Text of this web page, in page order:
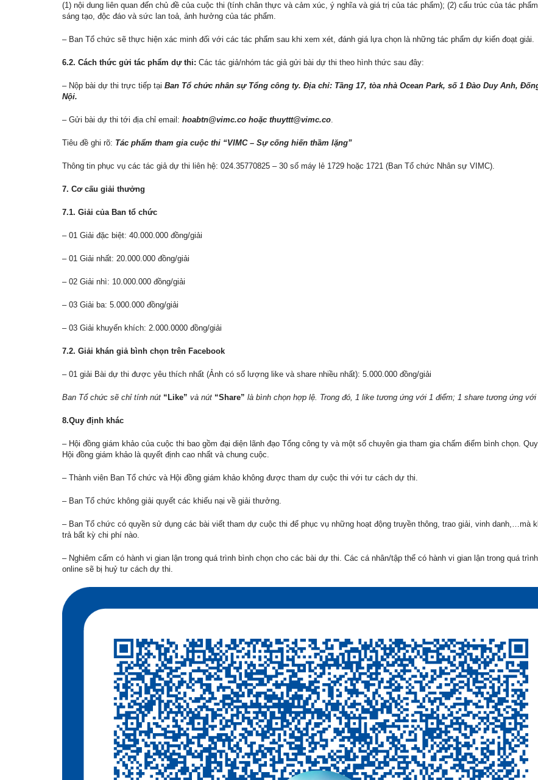
(1) nội dung liên quan đến chủ đề của cuộc thi (tính chân thực và cảm xúc, ý nghĩa và giá trị của tác phẩm); (2) cấu trúc của tác
sáng tạo, độc đáo và sức lan toả, ảnh hưởng của tác phẩm.
– Ban Tổ chức sẽ thực hiện xác minh đối với các tác phẩm sau khi xem xét, đánh giá lựa chọn là những tác phẩm dự kiến đoạt giải.
6.2. Cách thức gửi tác phẩm dự thi: Các tác giả/nhóm tác giả gửi bài dự thi theo hình thức sau đây:
– Nộp bài dự thi trực tiếp tại Ban Tổ chức nhân sự Tổng công ty. Địa chỉ: Tầng 17, tòa nhà Ocean Park, số 1 Đào Duy Anh,
Nội.
– Gửi bài dự thi tới địa chỉ email: hoabtn@vimc.co hoặc thuyttt@vimc.co.
Tiêu đề ghi rõ: Tác phẩm tham gia cuộc thi “VIMC – Sự cống hiến thầm lặng”
Thông tin phục vụ các tác giả dự thi liên hệ: 024.35770825 – 30 số máy lẻ 1729 hoặc 1721 (Ban Tổ chức Nhân sự VIMC).
7. Cơ cấu giải thưởng
7.1. Giải của Ban tổ chức
– 01 Giải đặc biệt: 40.000.000 đồng/giải
– 01 Giải nhất: 20.000.000 đồng/giải
– 02 Giải nhì: 10.000.000 đồng/giải
– 03 Giải ba: 5.000.000 đồng/giải
– 03 Giải khuyến khích: 2.000.0000 đồng/giải
7.2. Giải khán giả bình chọn trên Facebook
– 01 giải Bài dự thi được yêu thích nhất (Ảnh có số lượng like và share nhiều nhất): 5.000.000 đồng/giải
Ban Tổ chức sẽ chỉ tính nút “Like” và nút “Share” là bình chọn hợp lệ. Trong đó, 1 like tương ứng với 1 điểm; 1 share tương ứng với
8.Quy định khác
– Hội đồng giám khảo của cuộc thi bao gồm đại diện lãnh đạo Tổng công ty và một số chuyên gia tham gia chấm điểm bình chọn.
Hội đồng giám khảo là quyết định cao nhất và chung cuộc.
– Thành viên Ban Tổ chức và Hội đồng giám khảo không được tham dự cuộc thi với tư cách dự thi.
– Ban Tổ chức không giải quyết các khiếu nại về giải thưởng.
– Ban Tổ chức có quyền sử dụng các bài viết tham dự cuộc thi để phục vụ những hoạt động truyền thông, trao giải, vinh danh,…mà
trả bất kỳ chi phí nào.
– Nghiêm cấm có hành vi gian lận trong quá trình bình chọn cho các bài dự thi. Các cá nhân/tập thể có hành vi gian lận trong quá
online sẽ bị huỷ tư cách dự thi.